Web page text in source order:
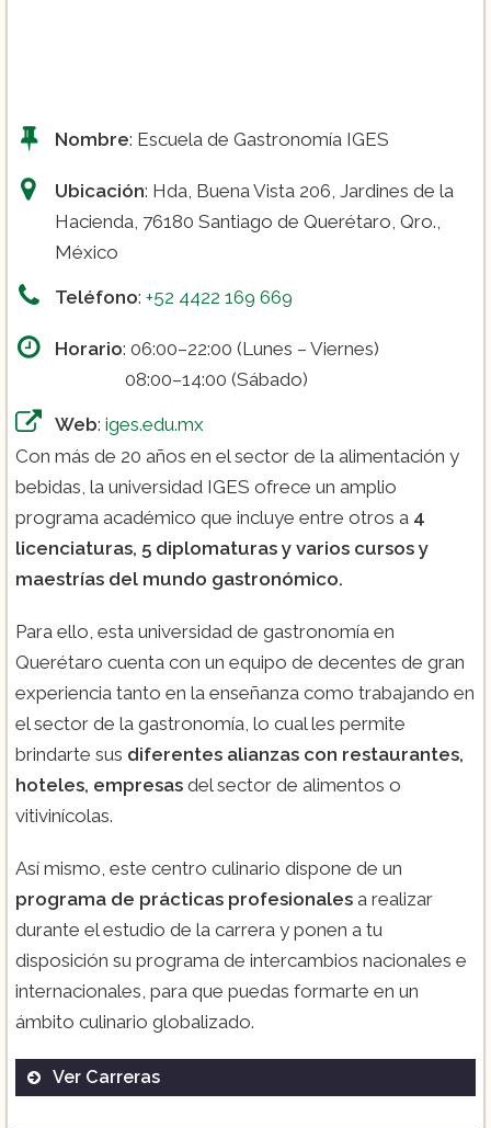
Nombre: Escuela de Gastronomía IGES
Ubicación: Hda, Buena Vista 206, Jardines de la
Hacienda, 76180 Santiago de Querétaro, Qro.,
México
Teléfono: +52 4422 169 669
Horario: 06:00–22:00 (Lunes – Viernes)
08:00–14:00 (Sábado)
Web: iges.edu.mx
Con más de 20 años en el sector de la alimentación y
bebidas, la universidad IGES ofrece un amplio
programa académico que incluye entre otros a 4
licenciaturas, 5 diplomaturas y varios cursos y
maestrías del mundo gastronómico.
Para ello, esta universidad de gastronomía en
Querétaro cuenta con un equipo de decentes de gran
experiencia tanto en la enseñanza como trabajando en
el sector de la gastronomía, lo cual les permite
brindarte sus diferentes alianzas con restaurantes,
hoteles, empresas del sector de alimentos o
vitivinícolas.
Así mismo, este centro culinario dispone de un
programa de prácticas profesionales a realizar
durante el estudio de la carrera y ponen a tu
disposición su programa de intercambios nacionales e
internacionales, para que puedas formarte en un
ámbito culinario globalizado.
Ver Carreras